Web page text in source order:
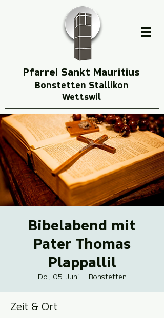
Pfarrei Sankt Mauritius
Bonstetten Stallikon
Wettswil
Bibelabend mit
Pater Thomas
Plappallil
Do., 05. Juni Bonstetten
Zeit & Ort